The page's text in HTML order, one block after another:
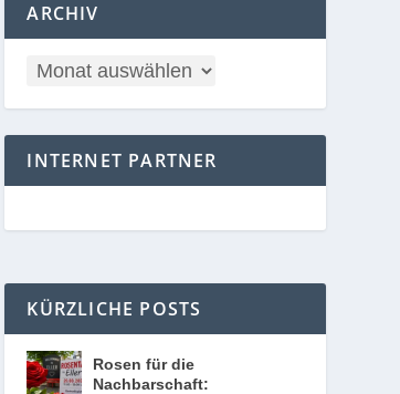
ARCHIV
INTERNET PARTNER
KÜRZLICHE POSTS
Rosen für die
Nachbarschaft: